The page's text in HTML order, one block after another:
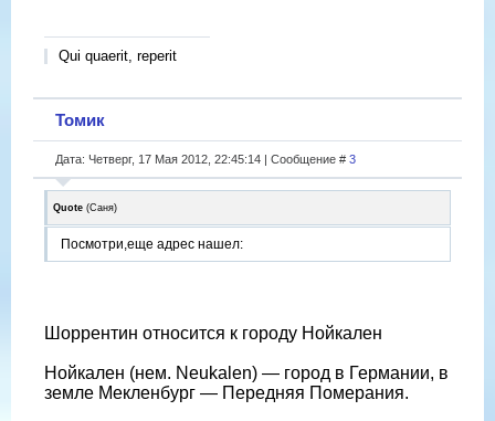
Qui quaerit, reperit
Томик
Дата: Четверг, 17 Мая 2012, 22:45:14 | Сообщение # 3
Quote (Саня)
Посмотри,еще адрес нашел:
Шоррентин относится к городу Нойкален
Нойкален (нем. Neukalen) — город в Германии, в
земле Мекленбург — Передняя Померания.